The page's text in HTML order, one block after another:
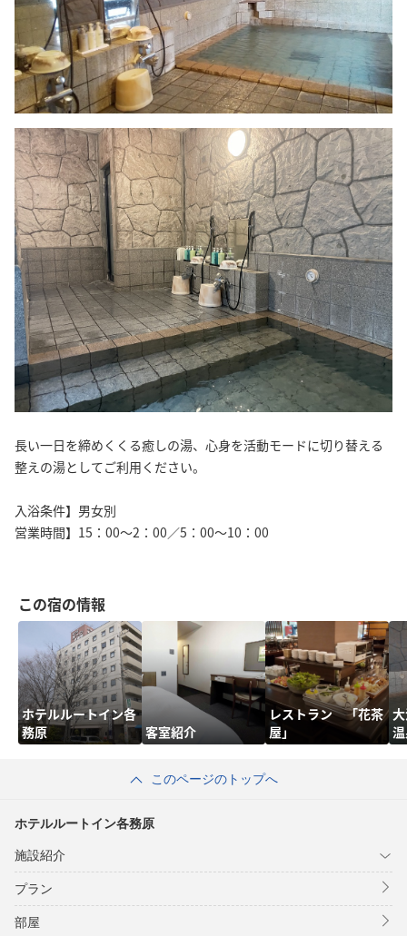
長い一日を締めくくる癒しの湯、心身を活動モードに切り替える
整えの湯としてご利用ください。
入浴条件】男女別
営業時間】15：00～2：00／5：00～10：00
この宿の情報
ホテルルートイン各
務原
客室紹介
レストラン 「花茶
屋」
このページのトップへ
ホテルルートイン各務原
施設紹介
プラン
部屋